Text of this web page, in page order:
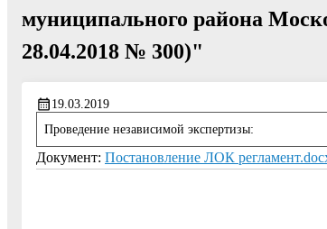
муниципального района
28.04.2018 № 300)"
19.03.2019
Проведение независимой экспертизы:
Документ: Постановление ЛОК